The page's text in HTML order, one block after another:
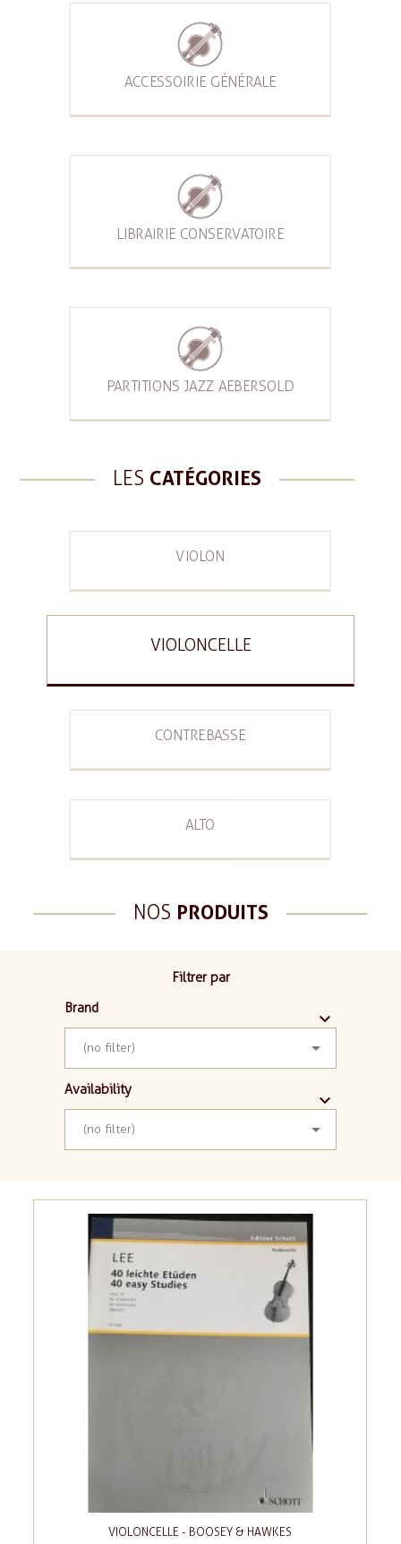
ACCESSOIRIE GÉNÉRALE
LIBRAIRIE CONSERVATOIRE
PARTITIONS JAZZ AEBERSOLD
LES CATÉGORIES
VIOLON
VIOLONCELLE
CONTREBASSE
ALTO
NOS PRODUITS
Filtrer par
Brand


(no filter) 
Availability


(no filter) 
VIOLONCELLE - BOOSEY & HAWKES